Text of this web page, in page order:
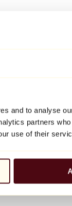
and to analyse
partners
use of their